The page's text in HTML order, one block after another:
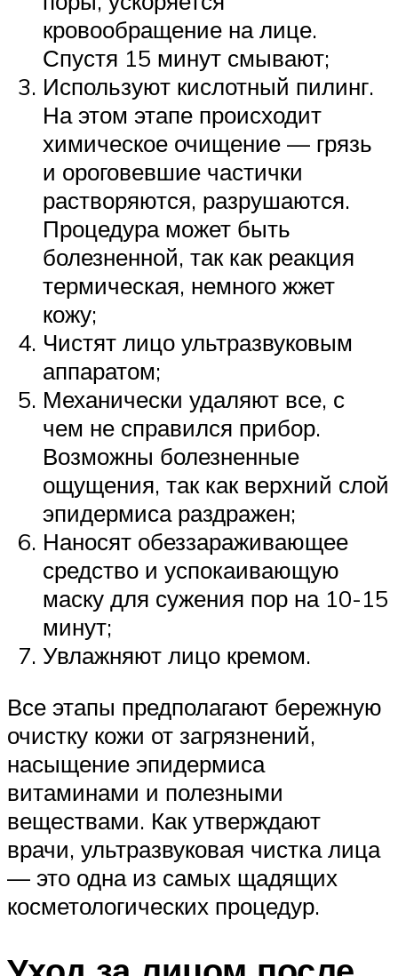
кровообращение на лице.
Спустя 15 минут смывают;
Используют кислотный пилинг.
На этом этапе происходит
химическое очищение — грязь
и ороговевшие частички
растворяются, разрушаются.
Процедура может быть
болезненной, так как реакция
термическая, немного жжет
кожу;
Чистят лицо ультразвуковым
аппаратом;
Механически удаляют все, с
чем не справился прибор.
Возможны болезненные
ощущения, так как верхний слой
эпидермиса раздражен;
Наносят обеззараживающее
средство и успокаивающую
маску для сужения пор на 10-15
минут;
Увлажняют лицо кремом.
Все этапы предполагают бережную
очистку кожи от загрязнений,
насыщение эпидермиса
витаминами и полезными
веществами. Как утверждают
врачи, ультразвуковая чистка лица
— это одна из самых щадящих
косметологических процедур.